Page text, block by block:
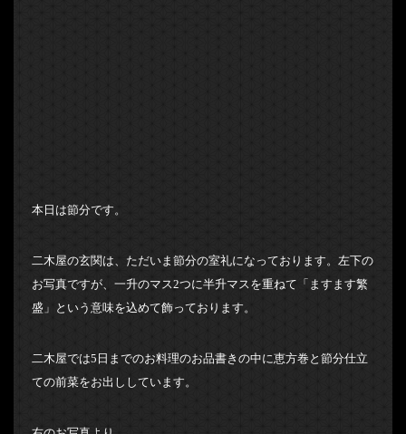
本日は節分です。
二木屋の玄関は、ただいま節分の室礼になっております。左下の
お写真ですが、一升のマス2つに半升マスを重ねて「ますます繁
盛」という意味を込めて飾っております。
二木屋では5日までのお料理のお品書きの中に恵方巻と節分仕立
ての前菜をお出ししています。